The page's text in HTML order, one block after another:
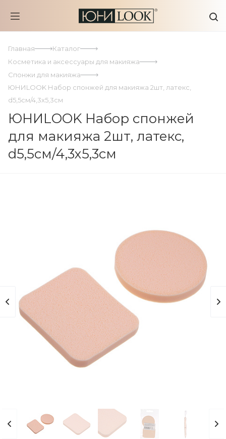
Главная
Каталог
Косметика и аксессуары для макияжа
Спонжи для макияжа
ЮНИLOOK Набор спонжей для макияжа 2шт, латекс,
d5,5см/4,3х5,3см
ЮНИLOOK Набор спонжей
для макияжа 2шт, латекс,
d5,5см/4,3х5,3см